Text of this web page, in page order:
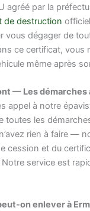
agréé par la
de destruction
vous dégager de
ce certificat, vous
même après
— Les
appel à notre
toutes les
rien à faire —
cession et du
Notre service est
on enlever à